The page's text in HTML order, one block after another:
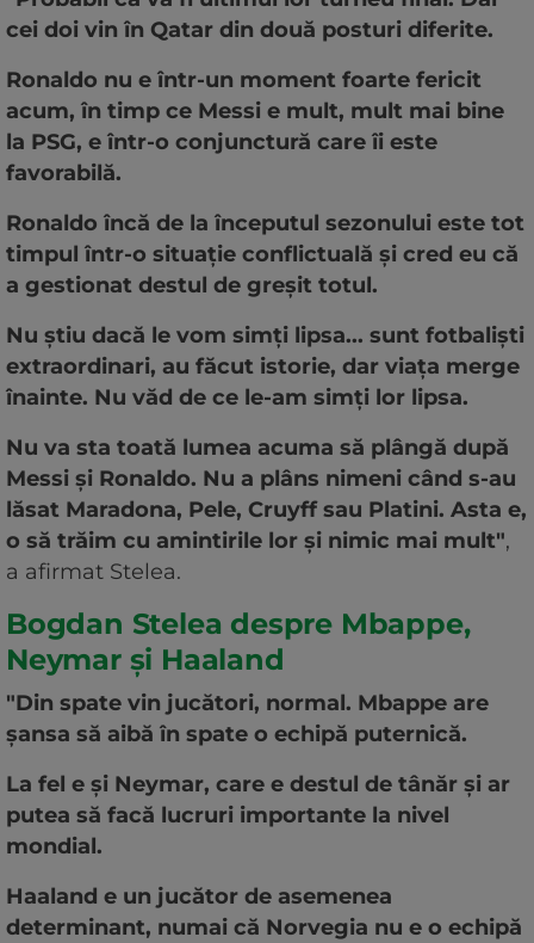
cei doi vin în Qatar din două posturi diferite.
Ronaldo nu e într-un moment foarte fericit
acum, în timp ce Messi e mult, mult mai bine
la PSG, e într-o conjunctură care îi este
favorabilă.
Ronaldo încă de la începutul sezonului este tot
timpul într-o situaţie conflictuală şi cred eu că
a gestionat destul de greşit totul.
Nu ştiu dacă le vom simţi lipsa... sunt fotbalişti
extraordinari, au făcut istorie, dar viaţa merge
înainte. Nu văd de ce le-am simţi lor lipsa.
Nu va sta toată lumea acuma să plângă după
Messi şi Ronaldo. Nu a plâns nimeni când s-au
lăsat Maradona, Pele, Cruyff sau Platini. Asta e,
o să trăim cu amintirile lor şi nimic mai mult",
a afirmat Stelea.
Bogdan Stelea despre Mbappe,
Neymar și Haaland
"Din spate vin jucători, normal. Mbappe are
şansa să aibă în spate o echipă puternică.
La fel e şi Neymar, care e destul de tânăr şi ar
putea să facă lucruri importante la nivel
mondial.
Haaland e un jucător de asemenea
determinant, numai că Norvegia nu e o echipă